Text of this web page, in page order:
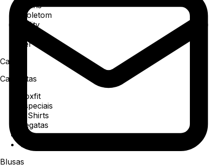
Jeans
Moletom
Utility
Ver todos
Camisa
Camisetas
Boxfit
Especiais
T-Shirts
Regatas
Polo
Ver todos
Blusas